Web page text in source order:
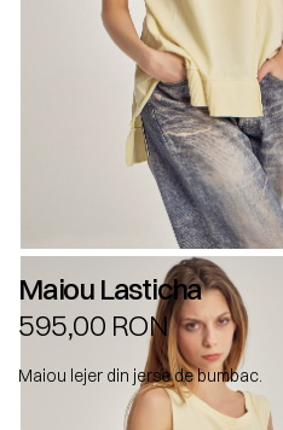
Maiou Lasticha
595,00 RON
Maiou lejer din jerse de bumbac.